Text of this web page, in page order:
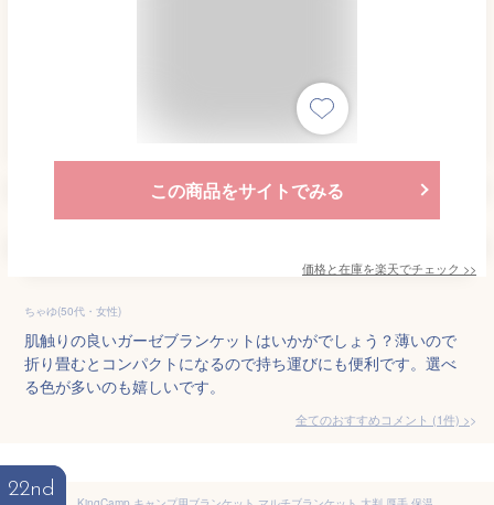
この商品をサイトでみる
価格と在庫を楽天でチェック >>
ちゃゆ(50代・女性)
肌触りの良いガーゼブランケットはいかがでしょう？薄いので
折り畳むとコンパクトになるので持ち運びにも便利です。選べ
る色が多いのも嬉しいです。
全てのおすすめコメント (1件) >
22nd